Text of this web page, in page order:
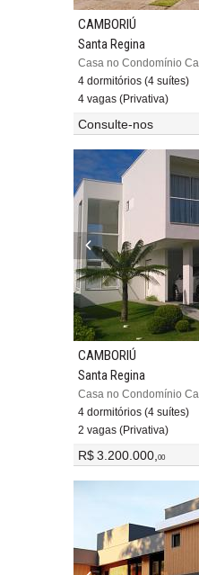
CAMBORIÚ
Santa Regina
4 dormitórios (4 suítes)
4 vagas (Privativa)
Consulte-nos
CAMBORIÚ
Santa Regina
4 dormitórios (4 suítes)
2 vagas (Privativa)
R$ 3.200.000,00